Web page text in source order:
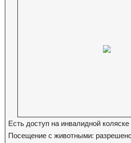
Есть доступ на инвалидной коляске
Посещение с животными: